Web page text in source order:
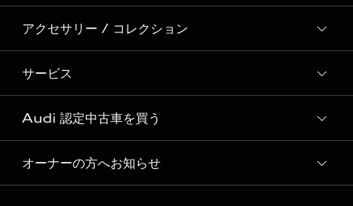
Audi Sport
Formula 1®
デジタルサービス
新車在庫検索
試乗車・展示車検索
見積り依頼
試乗予約
モデル一覧
特別仕様モデル / 限定モデル
e-tronラインアップ
価格シミュレーション
車両比較
アクセサリー / コレクション
純正アクセサリー
オンラインショップ
Audi collection
アウディナビアプリ
サービス
サービス入庫予約
サービスプログラム
メンテナンス
Audi 認定中古車を買う
Audi認定中古車
オーナーの方へお知らせ